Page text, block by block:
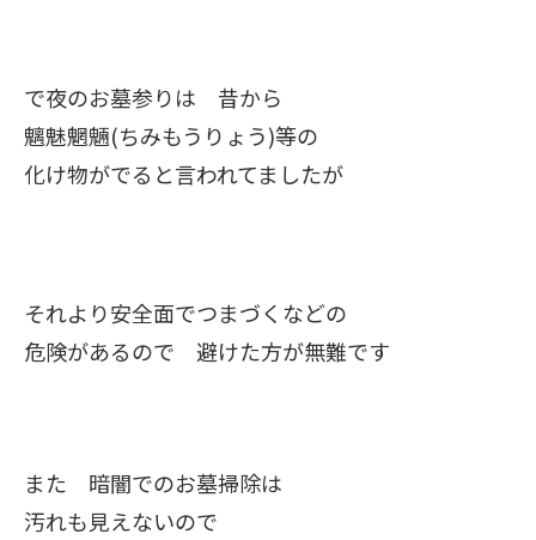
で夜のお墓参りは 昔から
魑魅魍魎(ちみもうりょう)等の
化け物がでると言われてましたが
それより安全面でつまづくなどの
危険があるので 避けた方が無難です
また 暗闇でのお墓掃除は
汚れも見えないので